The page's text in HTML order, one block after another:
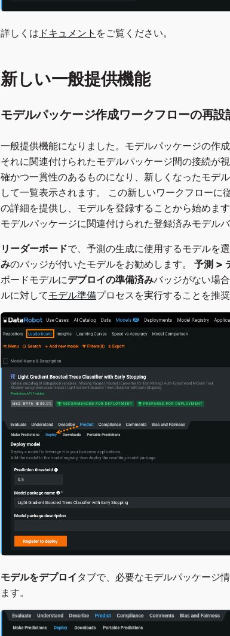
詳しくは ドキュメント をご覧ください。
新しい一般提供機能
モデルパッケージ作成ワークフローの再設
一般提供機能になりました。モデルパッケージの作
それに関連付けられたモデルパッケージ間の接続が
確かつ一貫性のあるものになり、新しくなったモデ
して一覧表示されます。 この新しいワークフロー
の詳細を提供し、モデルを登録することから始めます
モデルパッケージに関連付けられた登録済みモデル
リーダーボードで、予測の生成に使用するモデルを
みのバッジが付いたモデルをお勧めします。 予測 >
ボードモデルにデプロイの準備済みバッジがない場合
ルに対してモデル準備プロセスを実行することを推奨
モデルをデプロイ タブで、必要なモデルパッケージ情
ます。